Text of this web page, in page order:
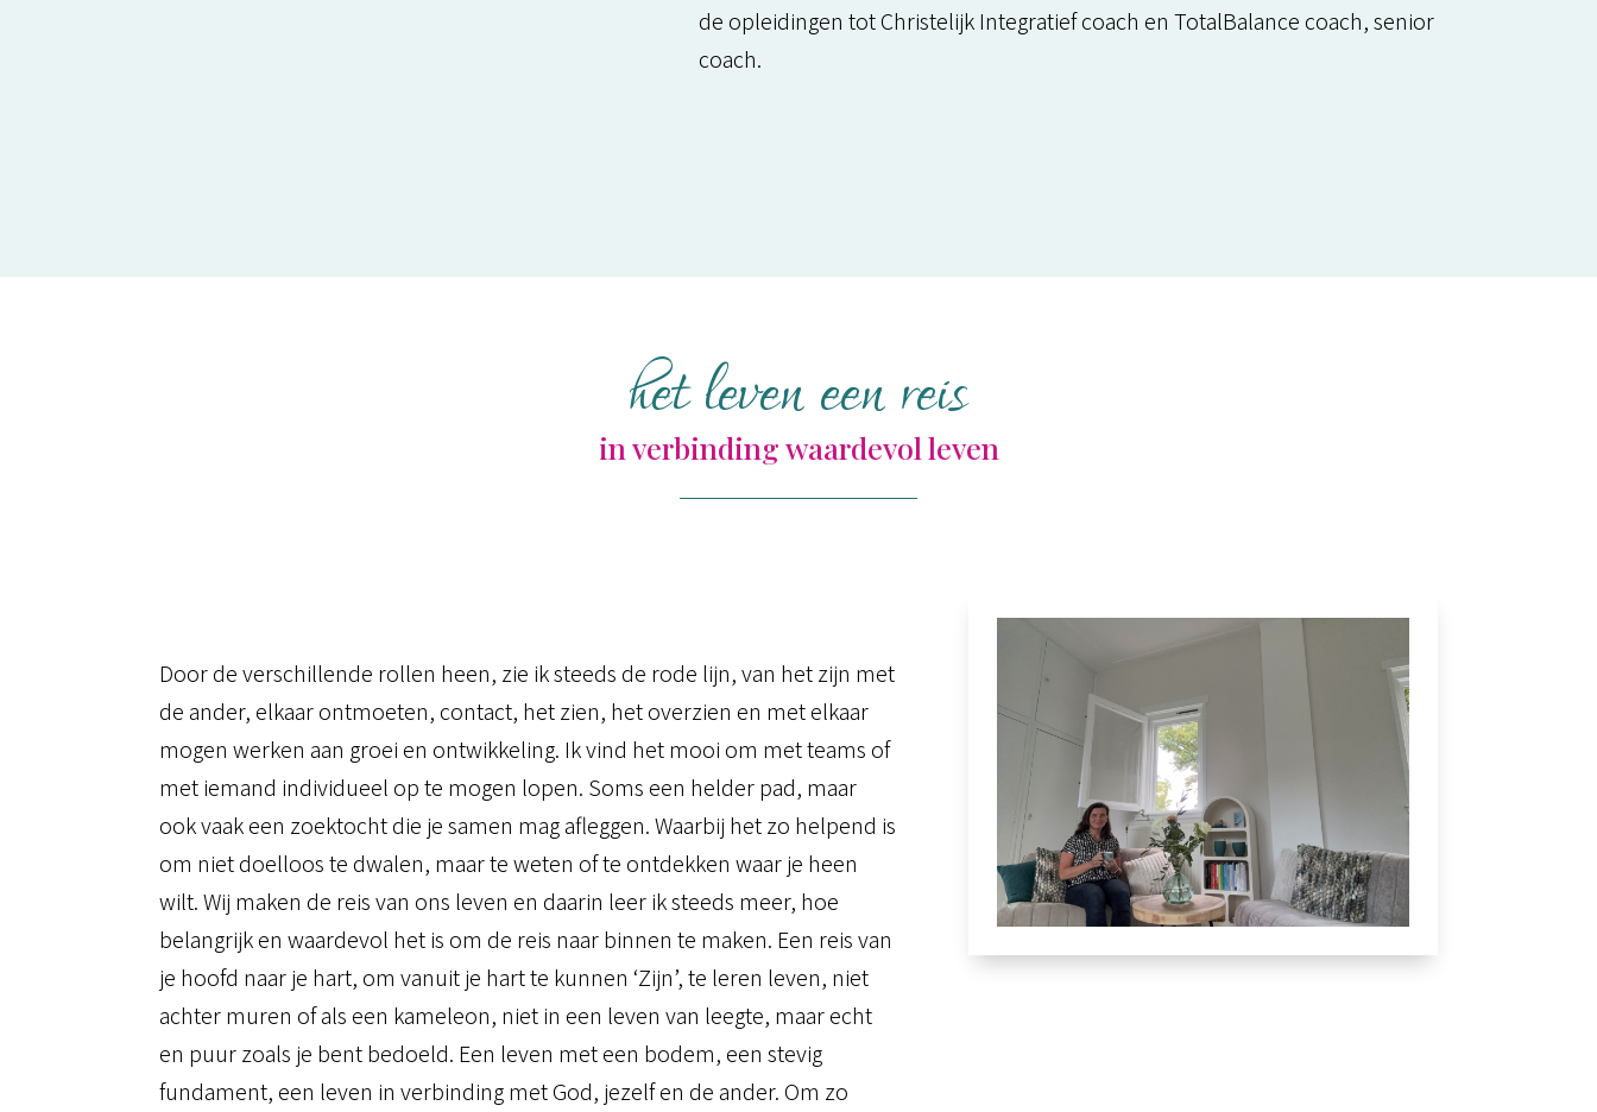
de opleidingen tot Christelijk Integratief coach en TotalBalance coach, senior
coach.
het leven een reis
in verbinding waardevol leven
Door de verschillende rollen heen, zie ik steeds de rode lijn, van het zijn met
de ander, elkaar ontmoeten, contact, het zien, het overzien en met elkaar
mogen werken aan groei en ontwikkeling. Ik vind het mooi om met teams of
met iemand individueel op te mogen lopen. Soms een helder pad, maar
ook vaak een zoektocht die je samen mag afleggen. Waarbij het zo helpend is
om niet doelloos te dwalen, maar te weten of te ontdekken waar je heen
wilt. Wij maken de reis van ons leven en daarin leer ik steeds meer, hoe
belangrijk en waardevol het is om de reis naar binnen te maken. Een reis van
je hoofd naar je hart, om vanuit je hart te kunnen ‘Zijn’, te leren leven, niet
achter muren of als een kameleon, niet in een leven van leegte, maar echt
en puur zoals je bent bedoeld. Een leven met een bodem, een stevig
fundament, een leven in verbinding met God, jezelf en de ander. Om zo